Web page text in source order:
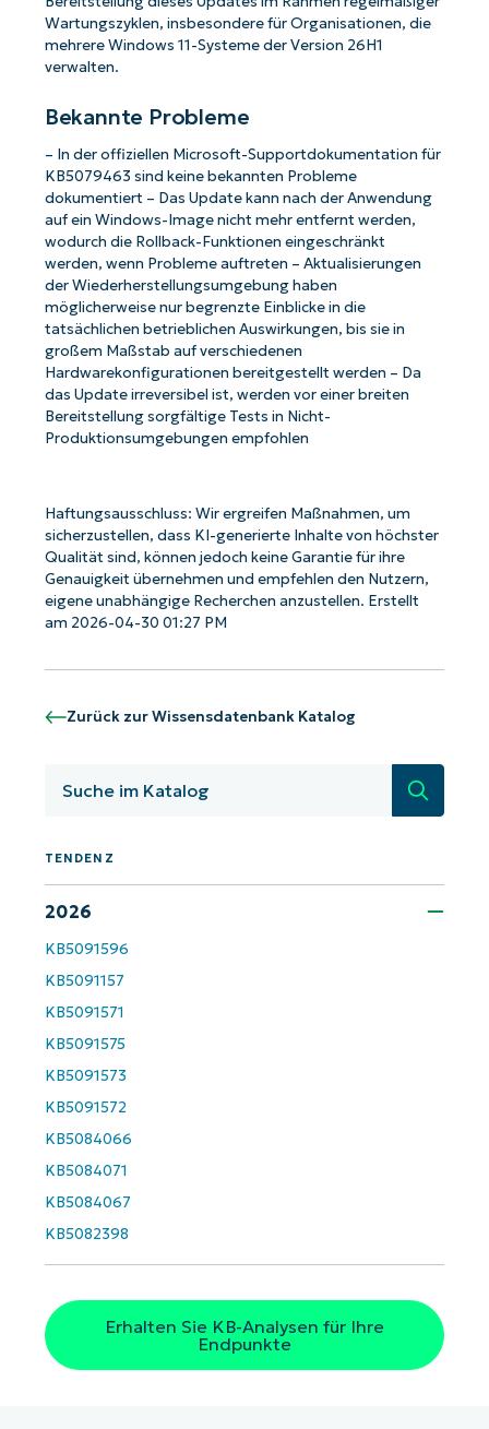
Wartungszyklen, insbesondere für Organisationen, die
mehrere Windows 11-Systeme der Version 26H1
verwalten.
Bekannte Probleme
– In der offiziellen Microsoft-Supportdokumentation für
KB5079463 sind keine bekannten Probleme
dokumentiert – Das Update kann nach der Anwendung
auf ein Windows-Image nicht mehr entfernt werden,
wodurch die Rollback-Funktionen eingeschränkt
werden, wenn Probleme auftreten – Aktualisierungen
der Wiederherstellungsumgebung haben
möglicherweise nur begrenzte Einblicke in die
tatsächlichen betrieblichen Auswirkungen, bis sie in
großem Maßstab auf verschiedenen
Hardwarekonfigurationen bereitgestellt werden – Da
das Update irreversibel ist, werden vor einer breiten
Bereitstellung sorgfältige Tests in Nicht-
Produktionsumgebungen empfohlen
Haftungsausschluss: Wir ergreifen Maßnahmen, um
sicherzustellen, dass KI-generierte Inhalte von höchster
Qualität sind, können jedoch keine Garantie für ihre
Genauigkeit übernehmen und empfehlen den Nutzern,
eigene unabhängige Recherchen anzustellen. Erstellt
am 2026-04-30 01:27 PM
Zurück zur Wissensdatenbank Katalog
Suche
TENDENZ
2026
KB5091596
KB5091157
KB5091571
KB5091575
KB5091573
KB5091572
KB5084066
KB5084071
KB5084067
KB5082398
Erhalten Sie KB-Analysen für Ihre
Endpunkte
KB-Analysen!
First
and
last
name*
Business
email*
Phone
number*
Land